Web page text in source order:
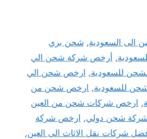
الى السعودية, شحن بري
, أرخص شركة شحن الي
للسعودية, ارخص شحن الي
للسعودية, ارخص شحن من
, ارخص شركات شحن من العين
شحن دولي, ارخص شركة
شركات نقل الاثاث الى العين,